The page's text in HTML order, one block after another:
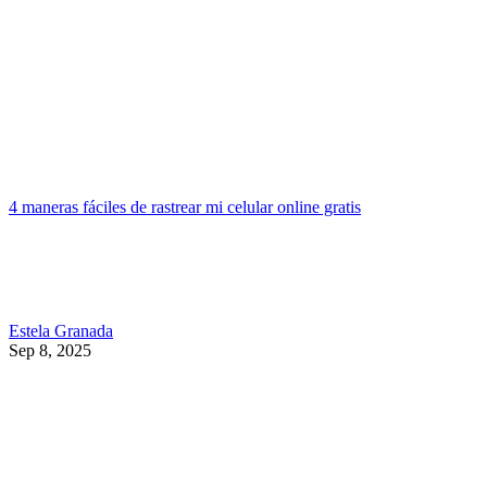
4 maneras fáciles de rastrear mi celular online gratis
Estela Granada
Sep 8, 2025